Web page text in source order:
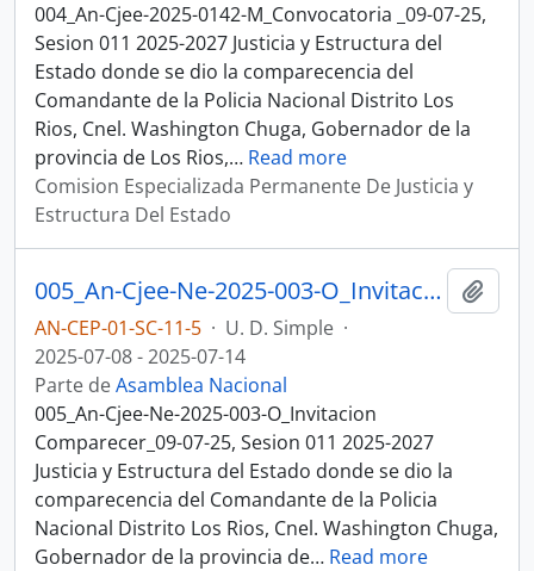
004_An-Cjee-2025-0142-M_Convocatoria _09-07-25,
Sesion 011 2025-2027 Justicia y Estructura del
Estado donde se dio la comparecencia del
Comandante de la Policia Nacional Distrito Los
Rios, Cnel. Washington Chuga, Gobernador de la
provincia de Los Rios,… Read more
Comision Especializada Permanente De Justicia y
Estructura Del Estado
005_An-Cjee-Ne-2025-003-O_Invitacion Comparecer_09-07-25, Sesion 011 Justicia y Estructura del Estado
AN-CEP-01-SC-11-5 · U. D. Simple ·
2025-07-08 - 2025-07-14
Parte deAsamblea Nacional
005_An-Cjee-Ne-2025-003-O_Invitacion
Comparecer_09-07-25, Sesion 011 2025-2027
Justicia y Estructura del Estado donde se dio la
comparecencia del Comandante de la Policia
Nacional Distrito Los Rios, Cnel. Washington Chuga,
Gobernador de la provincia de… Read more